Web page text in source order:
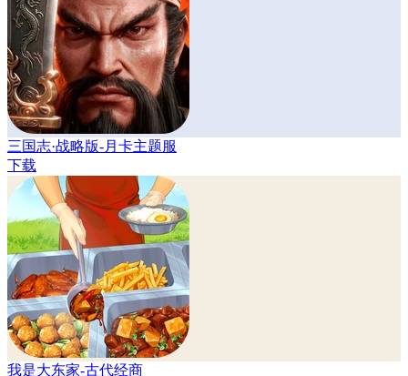
三国志·战略版-月卡主题服
下载
我是大东家-古代经商